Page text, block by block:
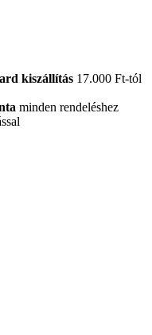
kiszállítás 17.000 Ft-tól
minden rendeléshez